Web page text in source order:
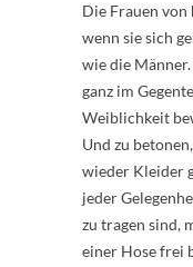
Die Frauen von
wenn sie sich
wie die
ganz im
Weiblichkeit
Und zu
wieder Kleider
jeder
zu tragen sind,
einer Hose frei